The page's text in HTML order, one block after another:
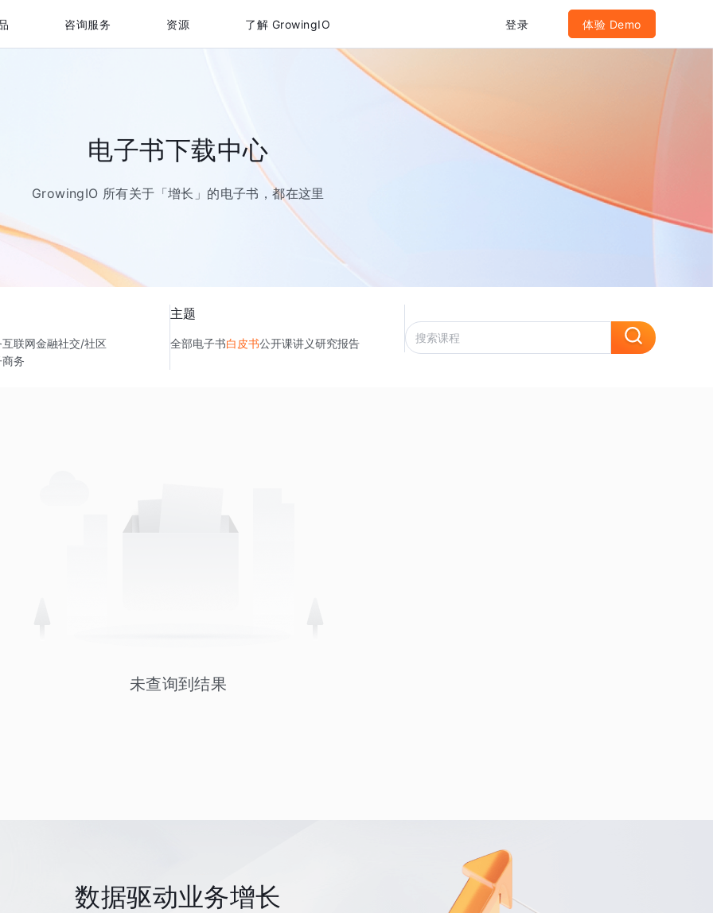
咨询服务 资源 了解 GrowingIO 登录 体验 Demo
电子书下载中心
GrowingIO 所有关于「增长」的电子书，都在这里
互联网金融社交/社区
务
主题
全部电子书白皮书公开课讲义研究报告
未查询到结果
数据驱动业务增长